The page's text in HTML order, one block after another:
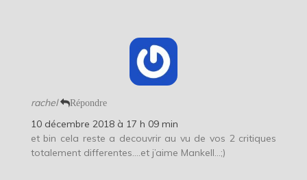
rachel Répondre
10 décembre 2018 à 17 h 09 min
et bin cela reste a decouvrir au vu de vos 2 critiques
totalement differentes….et j’aime Mankell…;)